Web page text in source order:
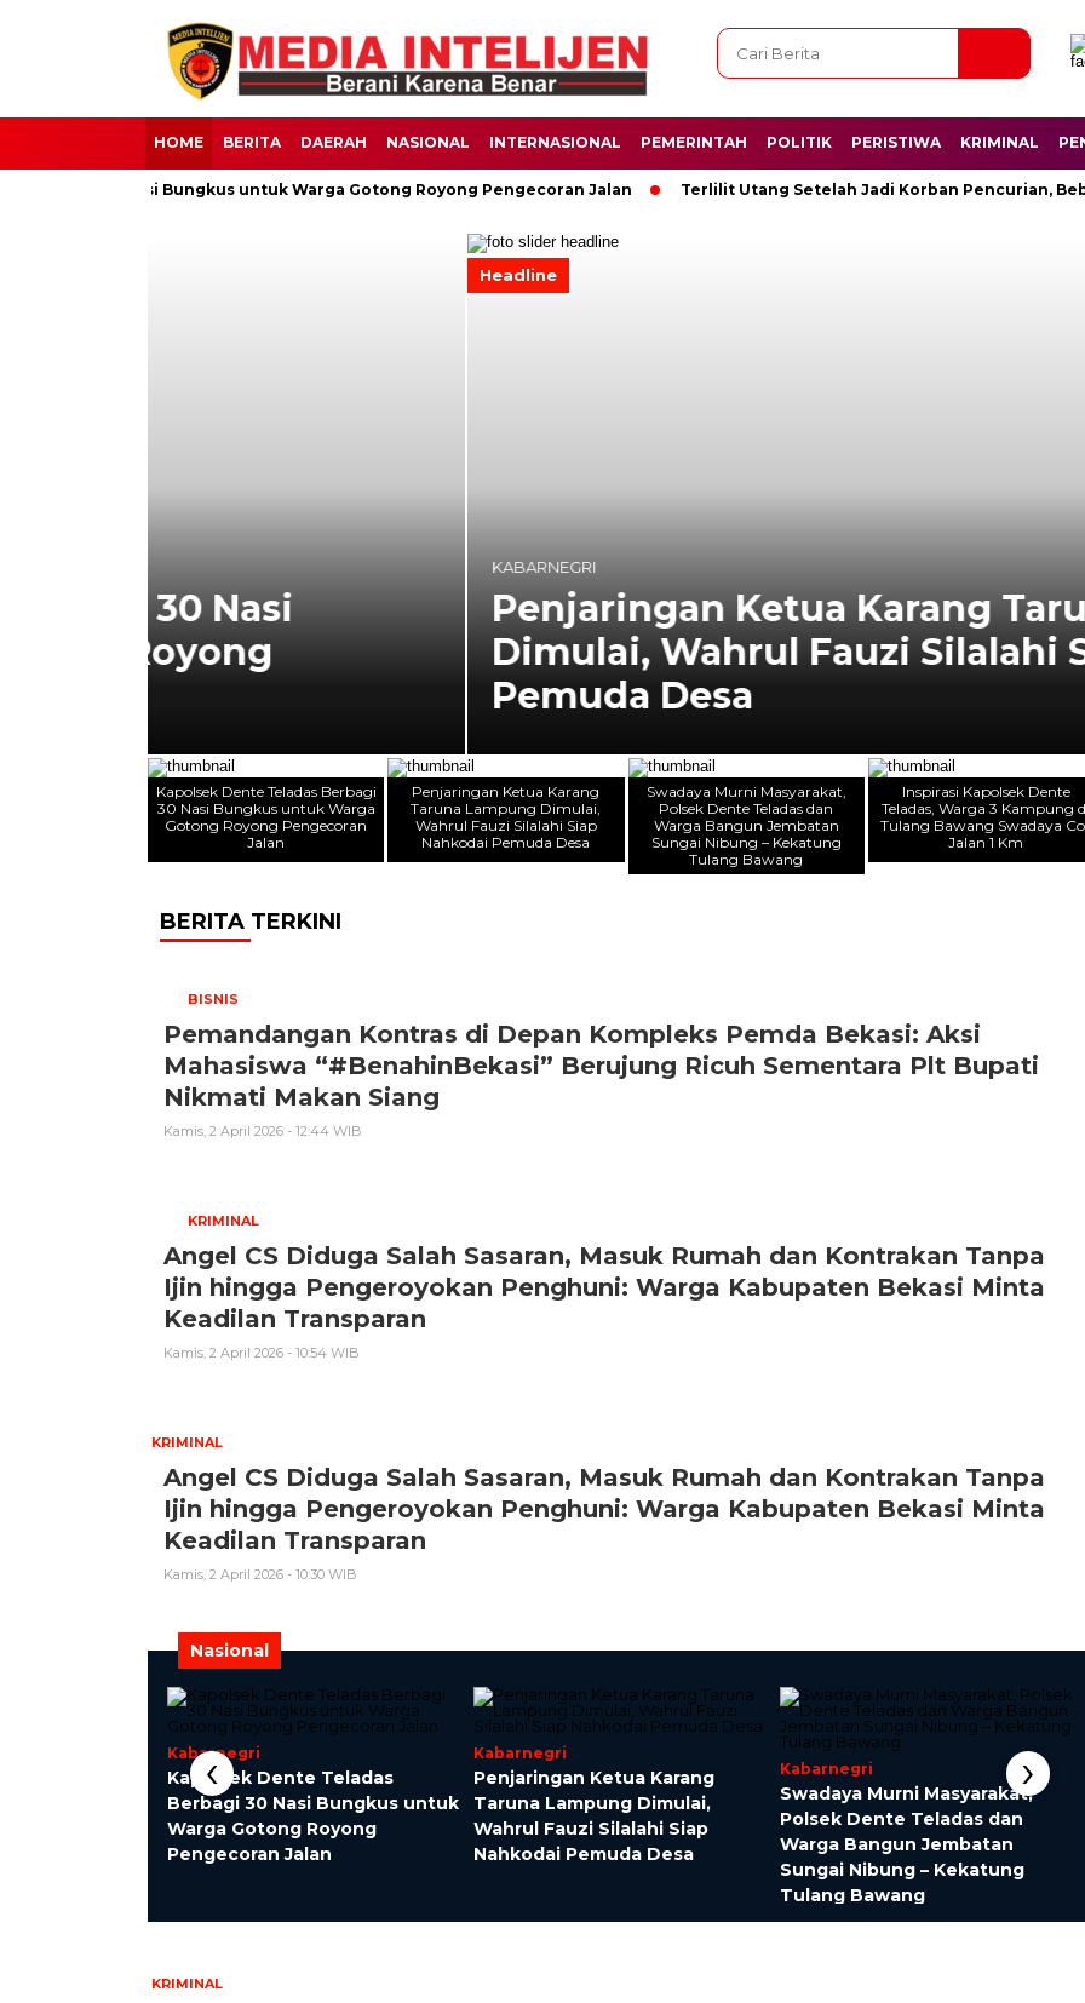
HOME BERITA DAERAH NASIONAL INTERNASIONAL PEMERINTAH POLITIK PERISTIWA KRIMINAL
30 Nasi Bungkus untuk Warga Gotong Royong Pengecoran Jalan Terlilit Utang Setelah Jadi Korban Pencurian, Beban
Penjaringan Ketua Karang Taruna Lampung
Dimulai, Wahrul Fauzi Silalahi Siap Nahkodai
Kapolsek Dente Teladas Berbagi
30 Nasi Bungkus untuk Warga
Gotong Royong Pengecoran
Jalan
Penjaringan Ketua Karang
Taruna Lampung Dimulai,
Wahrul Fauzi Silalahi Siap
Nahkodai Pemuda Desa
Swadaya Murni Masyarakat,
Polsek Dente Teladas dan
Warga Bangun Jembatan
Sungai Nibung – Kekatung
Tulang Bawang
Inspirasi Kapolsek Dente
Teladas, Warga 3 Kampung
Tulang Bawang Swadaya
Jalan 1 Km
BERITA TERKINI
BISNIS
Pemandangan Kontras di Depan Kompleks Pemda Bekasi: Aksi
Mahasiswa “#BenahinBekasi” Berujung Ricuh Sementara Plt Bupati
Nikmati Makan Siang
Kamis, 2 April 2026 - 12:44 WIB
KRIMINAL
Angel CS Diduga Salah Sasaran, Masuk Rumah dan Kontrakan Tanpa
Ijin hingga Pengeroyokan Penghuni: Warga Kabupaten Bekasi Minta
Keadilan Transparan
Kamis, 2 April 2026 - 10:54 WIB
KRIMINAL
Angel CS Diduga Salah Sasaran, Masuk Rumah dan Kontrakan Tanpa
Ijin hingga Pengeroyokan Penghuni: Warga Kabupaten Bekasi Minta
Keadilan Transparan
Kamis, 2 April 2026 - 10:30 WIB
Nasional
Kabarnegri
Kapolsek Dente Teladas
Berbagi 30 Nasi Bungkus untuk
Warga Gotong Royong
Pengecoran Jalan
Kabarnegri
Penjaringan Ketua Karang
Taruna Lampung Dimulai,
Wahrul Fauzi Silalahi Siap
Nahkodai Pemuda Desa
Kabarnegri
Swadaya Murni Masyarakat,
Polsek Dente Teladas dan
Warga Bangun Jembatan
Sungai Nibung – Kekatung
Tulang Bawang
‹ ›
KRIMINAL